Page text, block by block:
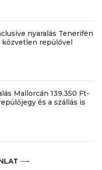
nyaralás Tenerifén
repülővel
Mallorcán 139.350 Ft-
és a szállás is